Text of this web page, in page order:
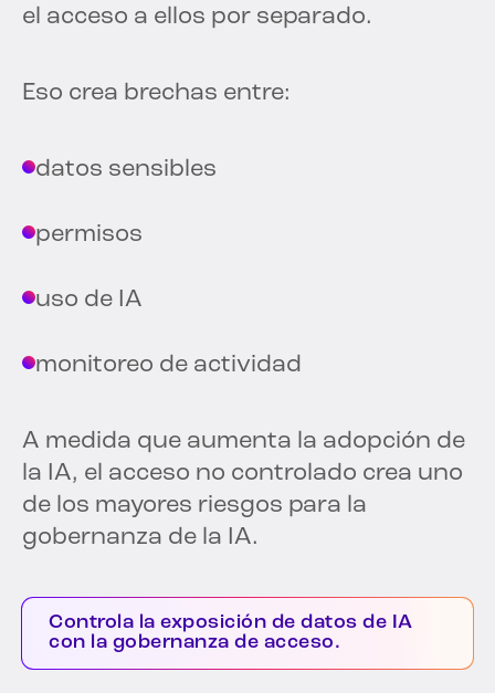
el acceso a ellos por separado.
Eso crea brechas entre:
datos sensibles
permisos
uso de IA
monitoreo de actividad
A medida que aumenta la adopción de
la IA, el acceso no controlado crea uno
de los mayores riesgos para la
gobernanza de la IA.
Controla la exposición de datos de IA
con la gobernanza de acceso.